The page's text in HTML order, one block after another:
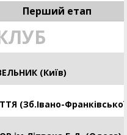
Перший етап
(Київ)
(Зб.Івано-